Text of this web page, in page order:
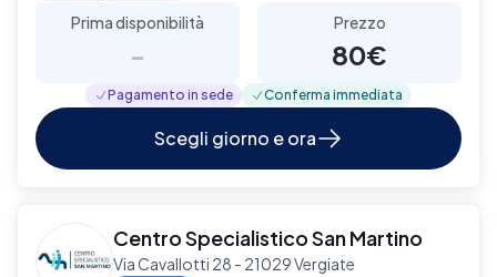
Prima disponibilità
-
Prezzo
80€
Pagamento in sede Conferma immediata
Scegli giorno e ora
Centro Specialistico San Martino
Via Cavallotti 28 - 21029 Vergiate